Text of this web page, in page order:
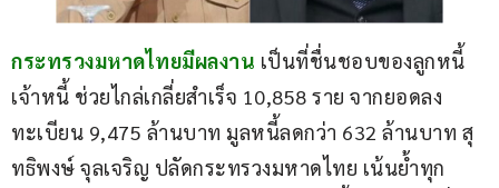
กระทรวงมหาดไทยมีผลงาน เป็นที่ชื่นชอบของลูกหนี้
เจ้าหนี้ ช่วยไกล่เกลี่ยสำเร็จ 10,858 ราย จากยอดลง
ทะเบียน 9,475 ล้านบาท มูลหนี้ลดกว่า 632 ล้านบาท สุ
ทธิพงษ์ จุลเจริญ ปลัดกระทรวงมหาดไทย เน้นย้ำทุก